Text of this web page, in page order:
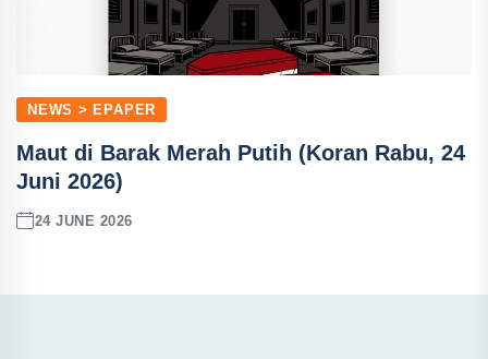
NEWS > EPAPER
Maut di Barak Merah Putih (Koran Rabu, 24
Juni 2026)
24 JUNE 2026